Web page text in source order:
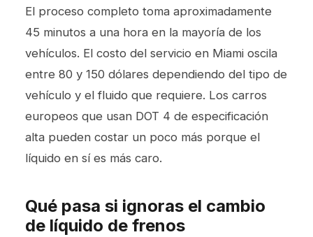
El proceso completo toma aproximadamente
45 minutos a una hora en la mayoría de los
vehículos. El costo del servicio en Miami oscila
entre 80 y 150 dólares dependiendo del tipo de
vehículo y el fluido que requiere. Los carros
europeos que usan DOT 4 de especificación
alta pueden costar un poco más porque el
líquido en sí es más caro.
Qué pasa si ignoras el cambio
de líquido de frenos